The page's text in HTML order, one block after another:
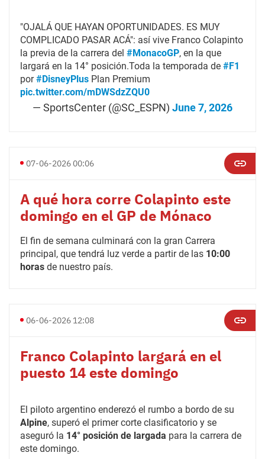
"OJALÁ QUE HAYAN OPORTUNIDADES. ES MUY
COMPLICADO PASAR ACÁ": así vive Franco Colapinto
la previa de la carrera del #MonacoGP, en la que
largará en la 14° posición.Toda la temporada de #F1
por#DisneyPlus Plan Premium
pic.twitter.com/mDWSdzZQU0
— SportsCenter (@SC_ESPN) June 7, 2026
07-06-2026 00:06
A qué hora corre Colapinto este
domingo en el GP de Mónaco
El fin de semana culminará con la gran Carrera
principal, que tendrá luz verde a partir de las 10:00
horas de nuestro país.
06-06-2026 12:08
Franco Colapinto largará en el
puesto 14 este domingo
El piloto argentino enderezó el rumbo a bordo de su
Alpine, superó el primer corte clasificatorio y se
aseguró la 14° posición de largada para la carrera de
este domingo.